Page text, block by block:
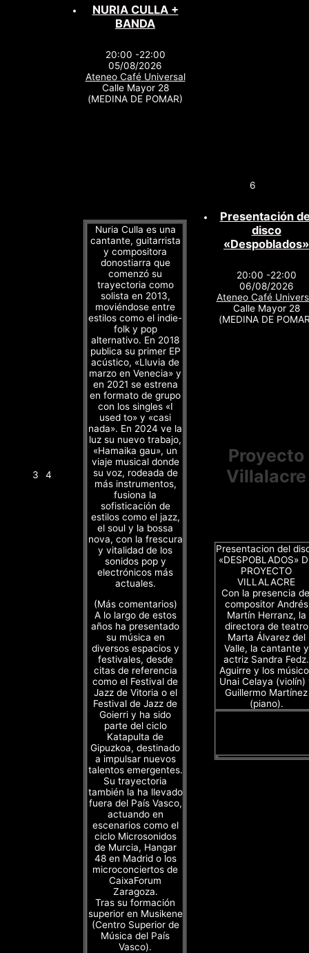
3 4
NURIA CULLA +
BANDA
20:00 -22:00
05/08/2026
Ateneo Café Universal
Calle Mayor 28
(MEDINA DE POMAR)
Nuria Culla es una
cantante, guitarrista
y compositora
donostiarra que
comenzó su
trayectoria como
solista en 2013,
moviéndose entre
estilos como el indie-
folk y pop
alternativo. En 2018
publica su primer EP
acústico, «Lluvia de
marzo en Venecia» y
en 2021 se estrena
en formato de grupo
con los singles «I
used to» y «casi
nada». En 2024 ve la
luz su nuevo trabajo,
«Hamaika gau», un
viaje musical donde
su voz, rodeada de
más instrumentos,
fusiona la
sofisticación de
estilos como el jazz,
el soul y la bossa
nova, con la frescura
y vitalidad de los
sonidos pop y
electrónicos más
actuales.
(Más comentarios)
A lo largo de estos
años ha presentado
su música en
diversos espacios y
festivales, desde
citas de referencia
como el Festival de
Jazz de Vitoria o el
Festival de Jazz de
Goierri y ha sido
parte del ciclo
Katapulta de
Gipuzkoa, destinado
a impulsar nuevos
talentos emergentes.
Su trayectoria
también la ha llevado
fuera del País Vasco,
actuando en
escenarios como el
ciclo Microsonidos
de Murcia, Hangar
48 en Madrid o los
microconciertos de
CaixaForum
Zaragoza.
Tras su formación
superior en Musikene
(Centro Superior de
Música del País
Vasco).
6
Presentación
disco
«Despoblados»
20:00 -22:00
06/08/2026
Ateneo Café
Calle Mayor 28
(MEDINA DE
Proyecto
Villalacre
Presentacion del
«DESPOBLADOS»
PROYECTO
VILLALACRE
Con la presencia
compositor Andrés
Martín Herranz, la
directora de teatro
Marta Álvarez del
Valle, la cantante y
actriz Sandra Fedz.
Aguirre y los
Unai Celaya (violín)
Guillermo Martínez
(piano).